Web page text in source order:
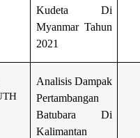
Kudeta Di
Myanmar Tahun
2021
Analisis Dampak
Pertambangan
Batubara Di
Kalimantan